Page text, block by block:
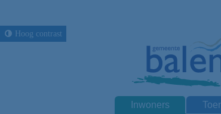
Hoog contrast
Inwoners